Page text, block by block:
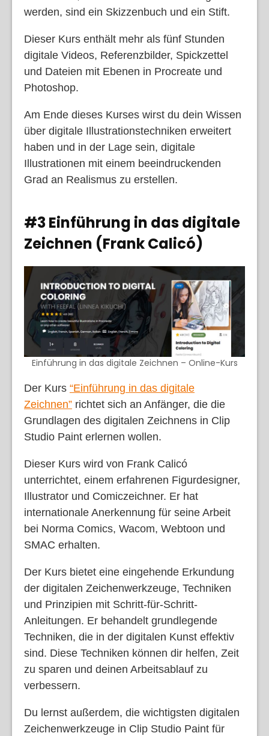
werden, sind ein Skizzenbuch und ein Stift.
Dieser Kurs enthält mehr als fünf Stunden
digitale Videos, Referenzbilder, Spickzettel
und Dateien mit Ebenen in Procreate und
Photoshop.
Am Ende dieses Kurses wirst du dein Wissen
über digitale Illustrationstechniken erweitert
haben und in der Lage sein, digitale
Illustrationen mit einem beeindruckenden
Grad an Realismus zu erstellen.
#3 Einführung in das digitale
Zeichnen (Frank Calicó)
Einführung in das digitale Zeichnen – Online-Kurs
Der Kurs “Einführung in das digitale
Zeichnen” richtet sich an Anfänger, die die
Grundlagen des digitalen Zeichnens in Clip
Studio Paint erlernen wollen.
Dieser Kurs wird von Frank Calicó
unterrichtet, einem erfahrenen Figurdesigner,
Illustrator und Comiczeichner. Er hat
internationale Anerkennung für seine Arbeit
bei Norma Comics, Wacom, Webtoon und
SMAC erhalten.
Der Kurs bietet eine eingehende Erkundung
der digitalen Zeichenwerkzeuge, Techniken
und Prinzipien mit Schritt-für-Schritt-
Anleitungen. Er behandelt grundlegende
Techniken, die in der digitalen Kunst effektiv
sind. Diese Techniken können dir helfen, Zeit
zu sparen und deinen Arbeitsablauf zu
verbessern.
Du lernst außerdem, die wichtigsten digitalen
Zeichenwerkzeuge in Clip Studio Paint für